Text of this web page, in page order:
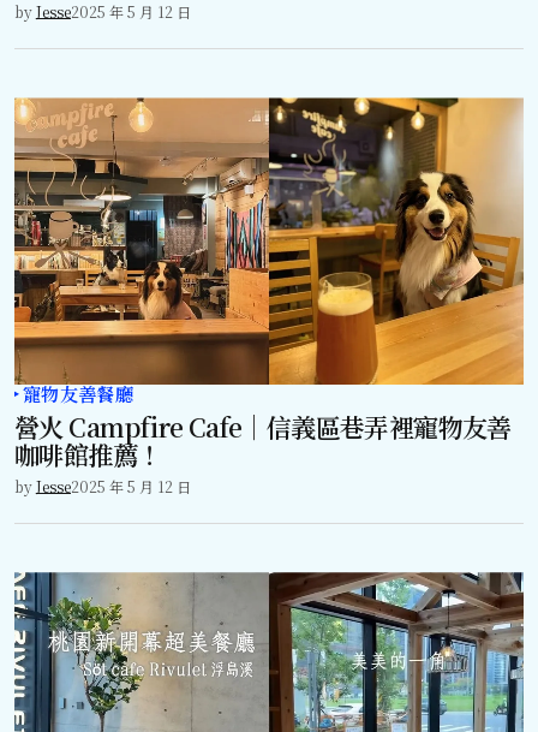
byJesse2025 年 5 月 12 日
寵物友善餐廳
營火 Campfire Cafe｜信義區巷弄裡寵物友善
咖啡館推薦！
byJesse2025 年 5 月 12 日